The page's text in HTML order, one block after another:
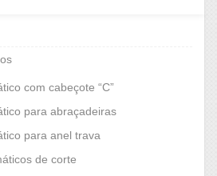
com cabeçote “C”
para abraçadeiras
para anel trava
de corte